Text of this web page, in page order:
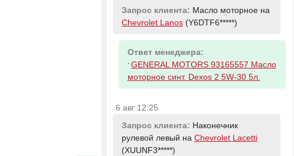
Запрос клиента: Масло моторное на
Chevrolet Lanos(Y6DTF6*****)
Ответ менеджера:
- GENERAL MOTORS 93165557 Масло
моторное синт. Dexos 2 5W-30 5л.
6 авг 12:25
Запрос клиента: Наконечник
рулевой левый на Chevrolet Lacetti
(XUUNF3*****)